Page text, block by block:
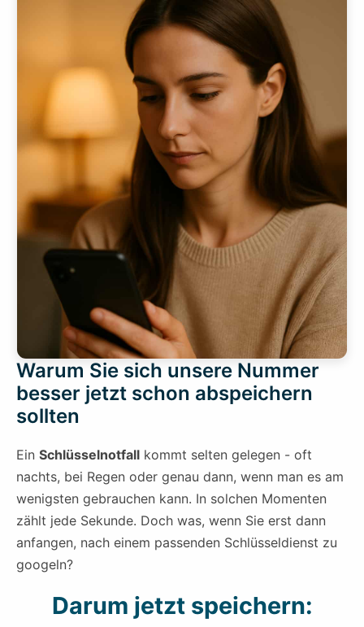
Warum Sie sich unsere Nummer
besser jetzt schon abspeichern
sollten
Ein Schlüsselnotfall kommt selten gelegen - oft
nachts, bei Regen oder genau dann, wenn man es am
wenigsten gebrauchen kann. In solchen Momenten
zählt jede Sekunde. Doch was, wenn Sie erst dann
anfangen, nach einem passenden Schlüsseldienst zu
googeln?
Darum jetzt speichern: